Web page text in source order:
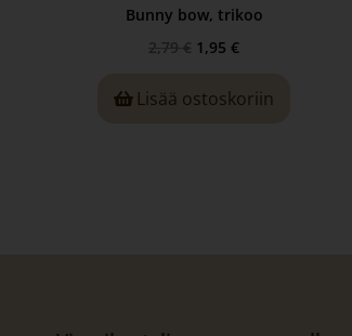
Bunny bow, trikoo
2,79 € 1,95 €
Lisää ostoskoriin